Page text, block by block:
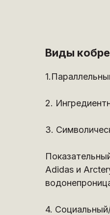
2.
3.
Adidas и
4.
Виды